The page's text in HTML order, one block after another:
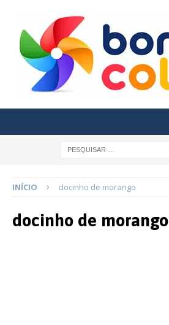
INÍCIO docinho de morango
docinho de morango